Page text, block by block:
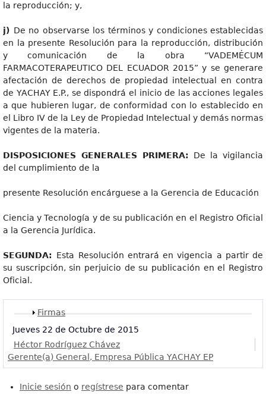
la reproducción; y,
j) De no observarse los términos y condiciones establecidas
en la presente Resolución para la reproducción, distribución
y comunicación de la obra “VADEMÉCUM
FARMACOTERAPEUTICO DEL ECUADOR 2015” y se generare
afectación de derechos de propiedad intelectual en contra
de YACHAY E.P., se dispondrá el inicio de las acciones legales
a que hubieren lugar, de conformidad con lo establecido en
el Libro IV de la Ley de Propiedad Intelectual y demás normas
vigentes de la materia.
DISPOSICIONES GENERALES PRIMERA: De la vigilancia
del cumplimiento de la
presente Resolución encárguese a la Gerencia de Educación
Ciencia y Tecnología y de su publicación en el Registro Oficial
a la Gerencia Jurídica.
SEGUNDA: Esta Resolución entrará en vigencia a partir de
su suscripción, sin perjuicio de su publicación en el Registro
Oficial.
Mostrar
Firmas
Jueves 22 de Octubre de 2015
Héctor Rodríguez Chávez
Gerente(a) General, Empresa Pública YACHAY EP
Inicie sesión o regístrese para comentar